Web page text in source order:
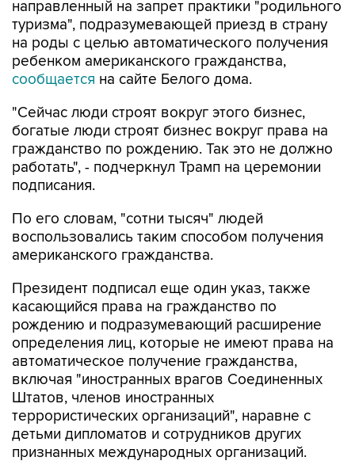
направленный на запрет практики "родильного
туризма", подразумевающей приезд в страну
на роды с целью автоматического получения
ребенком американского гражданства,
сообщается на сайте Белого дома.
"Сейчас люди строят вокруг этого бизнес,
богатые люди строят бизнес вокруг права на
гражданство по рождению. Так это не должно
работать", - подчеркнул Трамп на церемонии
подписания.
По его словам, "сотни тысяч" людей
воспользовались таким способом получения
американского гражданства.
Президент подписал еще один указ, также
касающийся права на гражданство по
рождению и подразумевающий расширение
определения лиц, которые не имеют права на
автоматическое получение гражданства,
включая "иностранных врагов Соединенных
Штатов, членов иностранных
террористических организаций", наравне с
детьми дипломатов и сотрудников других
признанных международных организаций.